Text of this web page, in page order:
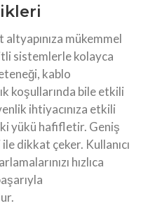
mükemmel
sistemlerle kolayca
kablo
koşullarında bile etkili
ihtiyacınıza etkili
yükü hafifletir. Geniş
dikkat çeker. Kullanıcı
hızlıca